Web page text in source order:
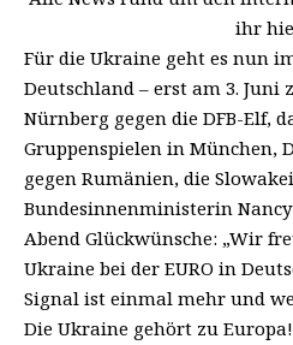
ihr
Für die Ukraine geht es nun
Deutschland – erst am 3. Juni
Nürnberg gegen die DFB-Elf,
Gruppenspielen in München,
gegen Rumänien, die
Bundesinnenministerin Nancy
Abend Glückwünsche: „Wir
Ukraine bei der EURO in
Signal ist einmal mehr und
Die Ukraine gehört zu